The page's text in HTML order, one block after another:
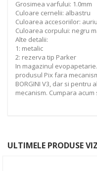
Grosimea varfului: 1.0mm
Culoare cernelii: albastru
Culoarea accesoriilor: auriu
Culoarea corpului: negru
Alte detalii:
1: metalic
2: rezerva tip Parker
In magazinul
produsul Pix fara
BORGINI V3, dar si
mecanism. Cumpara
ULTIMELE PRODUSE